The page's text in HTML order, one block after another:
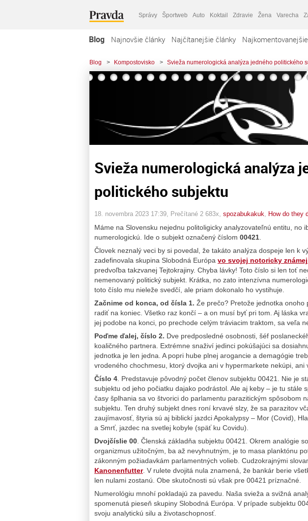
Správy Športweb Auto Koktail Zdravie Žena Varecha
Blog Najnovšie články Najčítanejšie články
Blog > Kompostovisko > Svieža numerologická analýza jedného politického
Svieža numerologická analýza
politického subjektu
18. novembra 2023 17:39 , Prečítané 2 683x, spozabukakuk How do they
Máme na Slovensku nejednu politoligicky analyzovateľnú entitu, no
numerologickú. Ide o subjekt označený číslom 00421
Človek neznalý veci by si povedal, že takáto analýza dospeje len k
zadefinovala skupina Slobodná Európa vo svojej notoricky
predvoľba takzvanej Tejtokrajiny. Chyba lávky! Toto číslo si len toť
nemenovaný politický subjekt. Krátka, no zato intenzívna
toto číslo mu nieleže svedčí, ale priam dokonalo ho vystihuje.
Začnime od konca, od čísla 1. Že prečo? Pretože jednotka onoho
radiť na koniec. Všetko raz končí – a on musí byť pri tom. Aj láska
jej podobe na konci, po prechode celým tráviacim traktom, sa veľa
Poďme ďalej, číslo 2. Dve predposledné osobnosti, šéf
koaličného partnera. Extrémne snaživí jedinci pokúšajúci sa
jednotka je len jedna. A popri hube plnej arogancie a demagógie
vrodeného chochmesu, ktorý dvojka ani v hypermarkete nekúpi, ani
Číslo 4 . Predstavuje pôvodný počet členov subjektu 00421. Nie je
subjektu od jeho počiatku dajako podrástol. Ale aj keby – je tu stále
časy šplhania sa vo štvorici do parlamentu parazitickým spôsobom
subjektu. Ten druhý subjekt dnes roní krvavé slzy, že sa parazitov
zaujímavosť, štyria sú aj biblickí jazdci Apokalypsy – Mor (Covid),
a Smrť, jazdec na svetlej kobyle (späť ku Covidu).
Dvojčíslie 00. Členská základňa subjektu 00421. Okrem analógie
organizmus užitočným, ba až nevyhnutným, je to masa planktónu
zákonným požiadavkám parlamentných volieb. Cudzokrajnými
Kanonenfutter. V rulete dvojitá nula znamená, že bankár berie
len nulami zostanú. Obe skutočnosti sú však pre 00421 príznačné.
Numerológiu mnohí pokladajú za pavedu. Naša svieža a svižná
spomenutá pieseň skupiny Slobodná Európa. V prípade subjektu
svoju analytickú silu a životaschopnosť.